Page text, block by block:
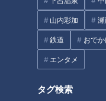
山内彩加
鉄道 おでか
エンタメ
タグ検索
後3:49～5:50放送（金